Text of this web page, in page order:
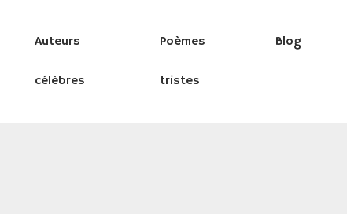
Auteurs
célèbres
Poèmes
tristes
Blog